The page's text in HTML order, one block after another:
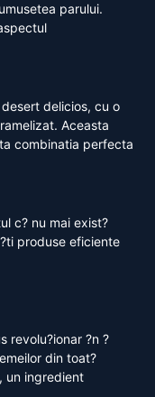
parului.
delicios, cu o
Aceasta
combinatia perfecta
c? nu mai exist?
produse eficiente
revolu?ionar ?n ?
din toat?
un ingredient